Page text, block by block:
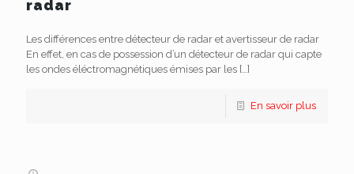
radar
Les différences entre détecteur de radar et avertisseur de radar
En effet, en cas de possession d’un détecteur de radar qui capte
les ondes éléctromagnétiques émises par les […]
En savoir plus